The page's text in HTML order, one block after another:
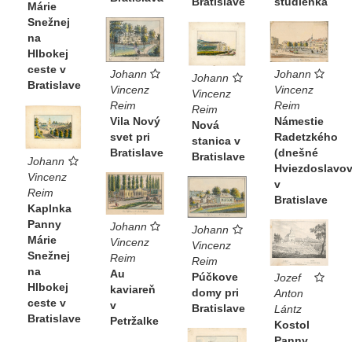
Márie
Snežnej
na
Hlbokej
ceste v
Bratislave
Johann
Vincenz
Reim
Vila Nový
svet pri
Bratislave
Johann
Vincenz
Reim
Nová
stanica v
Bratislave
Johann
Vincenz
Reim
Námestie
Radetzkého
(dnešné
v
Bratislave
Johann
Vincenz
Reim
Kaplnka
Panny
Márie
Snežnej
na
Hlbokej
ceste v
Bratislave
Johann
Vincenz
Reim
Au
kaviareň
v
Petržalke
Johann
Vincenz
Reim
Púčkove
domy pri
Bratislave
Jozef
Anton
Lántz
Kostol